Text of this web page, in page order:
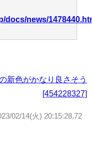
docs/news/
新色がかなり良さそう
[454228327]
02/14(火) 20:15:28.72